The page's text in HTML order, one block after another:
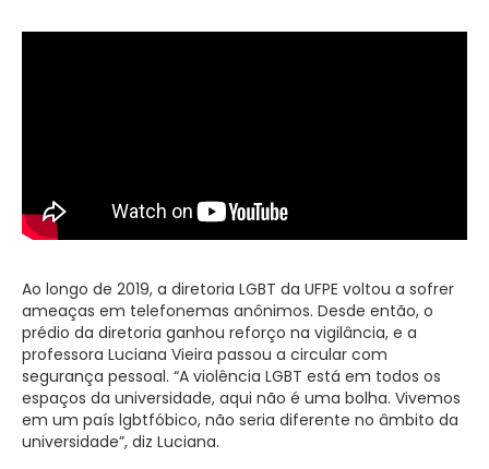
Ao longo de 2019, a diretoria LGBT da UFPE voltou a sofrer
ameaças em telefonemas anônimos. Desde então, o
prédio da diretoria ganhou reforço na vigilância, e a
professora Luciana Vieira passou a circular com
segurança pessoal. “A violência LGBT está em todos os
espaços da universidade, aqui não é uma bolha. Vivemos
em um país lgbtfóbico, não seria diferente no âmbito da
universidade”, diz Luciana.